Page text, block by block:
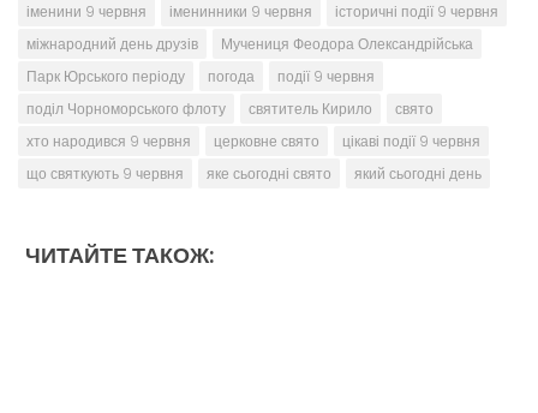
іменини 9 червня
іменинники 9 червня
історичні події 9 червня
міжнародний день друзів
Мучениця Феодора Олександрійська
Парк Юрського періоду
погода
події 9 червня
поділ Чорноморського флоту
святитель Кирило
свято
хто народився 9 червня
церковне свято
цікаві події 9 червня
що святкують 9 червня
яке сьогодні свято який сьогодні день
ЧИТАЙТЕ ТАКОЖ: